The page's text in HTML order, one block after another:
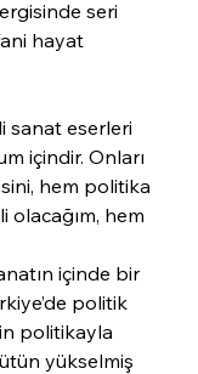
seri
hayat
sanat eserleri
içindir. Onları
hem politika
olacağım, hem
içinde bir
politik
politikayla
yükselmiş